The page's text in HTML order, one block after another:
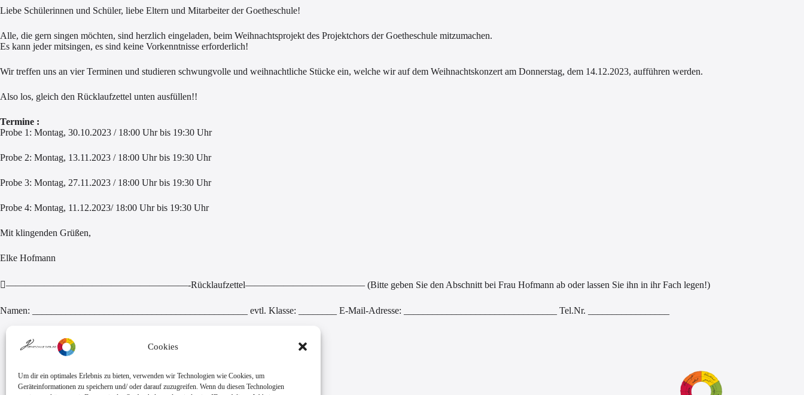
Cookies
Um dir ein optimales Erlebnis zu bieten, verwenden wir Technologien wie Cookies, um
Geräteinformationen zu speichern und/ oder darauf zuzugreifen. Wenn du diesen Technologien
Liebe Schülerinnen und Schüler, liebe Eltern und Mitarbeiter der Goetheschule!
Alle, die gern singen möchten, sind herzlich eingeladen, beim Weihnachtsprojekt des Projektchors der Goetheschule mitzumachen.
Es kann jeder mitsingen, es sind keine Vorkenntnisse erforderlich!
Wir treffen uns an vier Terminen und studieren schwungvolle und weihnachtliche Stücke ein, welche wir auf dem Weihnachtskonzert am Donnerstag, dem 14.12.2023, aufführen werden.
Also los, gleich den Rücklaufzettel unten ausfüllen!!
Termine :
Probe 1: Montag, 30.10.2023 / 18:00 Uhr bis 19:30 Uhr
Probe 2: Montag, 13.11.2023 / 18:00 Uhr bis 19:30 Uhr
Probe 3: Montag, 27.11.2023 / 18:00 Uhr bis 19:30 Uhr
Probe 4: Montag, 11.12.2023/ 18:00 Uhr bis 19:30 Uhr
Mit klingenden Grüßen,
Elke Hofmann
———————————————————-Rücklaufzettel————————————– (Bitte geben Sie den Abschnitt bei Frau Hofmann ab oder lassen Sie ihn in ihr Fach legen!)
Namen: _____________________________________________ evtl. Klasse: ________ E-Mail-Adresse: ________________________________ Tel.Nr. _________________